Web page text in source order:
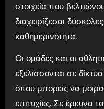
στοιχεία που
διαχειρίζεσαι
καθημερινότητα.
Οι ομάδες και οι
εξελίσσονται σε
όπου μπορείς να
επιτυχίες. Σε έρευνα